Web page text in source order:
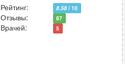
Рейтинг:
8.58 / 10
Отзывы: 87
Врачей: 5